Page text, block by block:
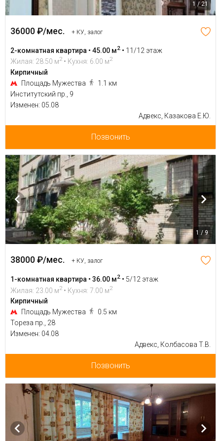
1 / 21
36000 ₽/мес. + КУ, залог
2-комнатная квартира • 45.00 м2 • 11/12 этаж
Жилая: 28.50 м2 • Кухня: 6.00 м2
Кирпичный
Площадь Мужества
1.1 км
Институтский пр., 9
Изменен: 05.08
Адвекс, Казакова Е.Ю.
Позвонить
1 / 9
38000 ₽/мес. + КУ, залог
1-комнатная квартира • 36.00 м2 • 5/12 этаж
Жилая: 23.00 м2 • Кухня: 7.00 м2
Кирпичный
Площадь Мужества
0.5 км
Тореза пр., 28
Изменен: 04.08
Адвекс, Колбасова Т.В.
Позвонить